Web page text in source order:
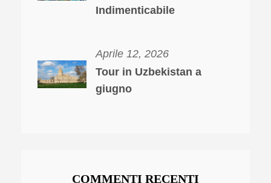
Indimenticabile
Aprile 12, 2026
Tour in Uzbekistan a
giugno
COMMENTI RECENTI